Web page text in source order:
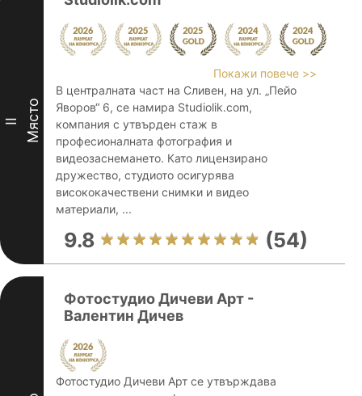
II Място
Покажи повече >>
В централната част на Сливен, на ул. „Пейо
Яворов“ 6, се намира Studiolik.com,
компания с утвърден стаж в
професионалната фотография и
видеозаснемането. Като лицензирано
дружество, студиото осигурява
висококачествени снимки и видео
материали, ...
9.8 (54)
Фотостудио Дичеви Арт -
Валентин Дичев
Фотостудио Дичеви Арт се утвърждава